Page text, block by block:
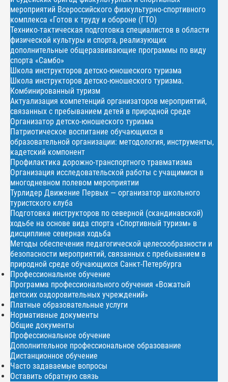
мероприятий Всероссийского физкультурно-спортивного
комплекса «Готов к труду и обороне (ГТО)
Технико-тактическая подготовка специалистов в области
физической культуры и спорта, реализующих
дополнительные общеразвивающие программы по виду
спорта «Самбо»
Школа инструкторов детско-юношеского туризма
Школа инструкторов детско-юношеского туризма.
Комбинированный туризм
Актуализация компетенций организаторов мероприятий,
связанных с пребыванием детей в природной среде
Организатор детско-юношеского туризма
Патриотическое воспитание обучающихся в
образовательной организации: методология, инструменты,
кадетский компонент
Профилактика дорожно-транспортного травматизма
Организация исследовательской работы с учащимися в
многодневном полевом мероприятии
Турлидер Движение Первых — организатор школьного
туристского клуба
Подготовка инструкторов по северной (скандинавской)
ходьбе на основе вида спорта «Спортивный туризм» в
дисциплине северная ходьба
Методы обеспечения педагогической целесообразности и
безопасности мероприятий, связанных с пребыванием в
природной среде обучающихся Санкт-Петербурга
Профессиональное обучение
Программа профессионального обучения «Вожатый
детских оздоровительных учреждений»
Платные образовательные услуги
Нормативные документы
Общие документы
Профессиональное обучение
Дополнительное профессиональное образование
Дистанционное обучение
Часто задаваемые вопросы
Оставить обратную связь